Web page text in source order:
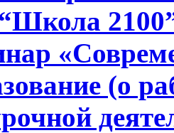
“Школа
(о